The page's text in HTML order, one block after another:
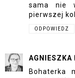
sama nie
pierwszej
ODPOWIEDZ
AGNIESZKA
Bohaterka